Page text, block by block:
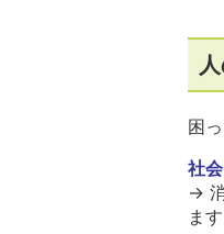
困
社
→
ま